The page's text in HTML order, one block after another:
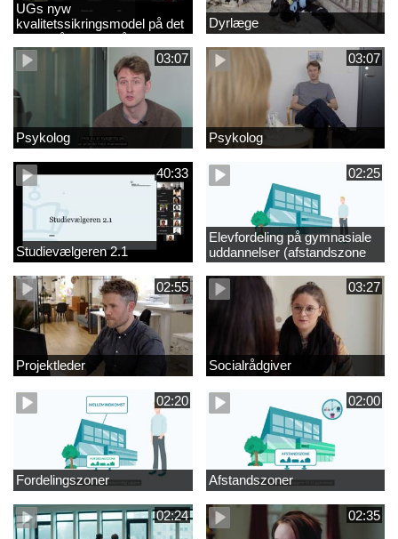
UGs nyw
kvalitetssikringsmodel på det
videregående område
Dyrlæge
03:07
Psykolog
03:07
Psykolog
40:33
Studievælgeren 2.1
02:25
Elevfordeling på gymnasiale
uddannelser (afstandszone
redigeret)
02:55
Projektleder
03:27
Socialrådgiver
02:20
Fordelingszoner
02:00
Afstandszoner
02:24 02:35